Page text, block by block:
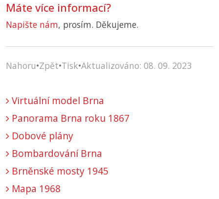
Máte více informací?
Napište nám, prosím. Děkujeme.
Nahoru•Zpět•Tisk•Aktualizováno: 08. 09. 2023
Virtuální model Brna
Panorama Brna roku 1867
Dobové plány
Bombardování Brna
Brněnské mosty 1945
Mapa 1968